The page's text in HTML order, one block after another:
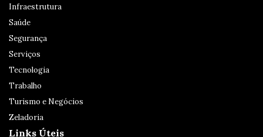
Infraestrutura
Saúde
Segurança
Serviços
Tecnologia
Trabalho
Turismo e Negócios
Zeladoria
Links Úteis